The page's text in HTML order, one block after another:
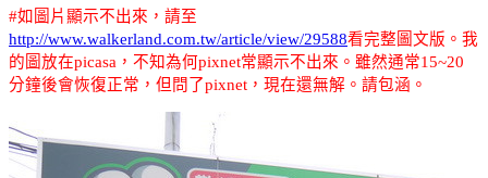
#如圖片顯示不出來，請至
http://www.walkerland.com.tw/article/view/29588看完整圖文版 。我
的圖放在picasa，不知為何pixnet常顯示不出來。雖然通常15~20
分鐘後會恢復正常，但問了pixnet，現在還無解。請包涵。